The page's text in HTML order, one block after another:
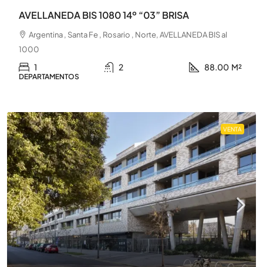
AVELLANEDA BIS 1080 14º “03” BRISA
Argentina , Santa Fe , Rosario , Norte, AVELLANEDA BIS al
1000
1 2 88.00 M²
DEPARTAMENTOS
VENTA